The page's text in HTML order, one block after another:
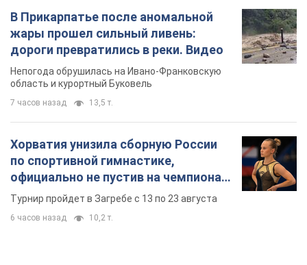
В Прикарпатье после аномальной
жары прошел сильный ливень:
дороги превратились в реки. Видео
Непогода обрушилась на Ивано-Франковскую
область и курортный Буковель
7 часов назад 13,5 т.
Хорватия унизила сборную России
по спортивной гимнастике,
официально не пустив на чемпионат
Европы основных спортсменов
Турнир пройдет в Загребе с 13 по 23 августа
6 часов назад 10,2 т.